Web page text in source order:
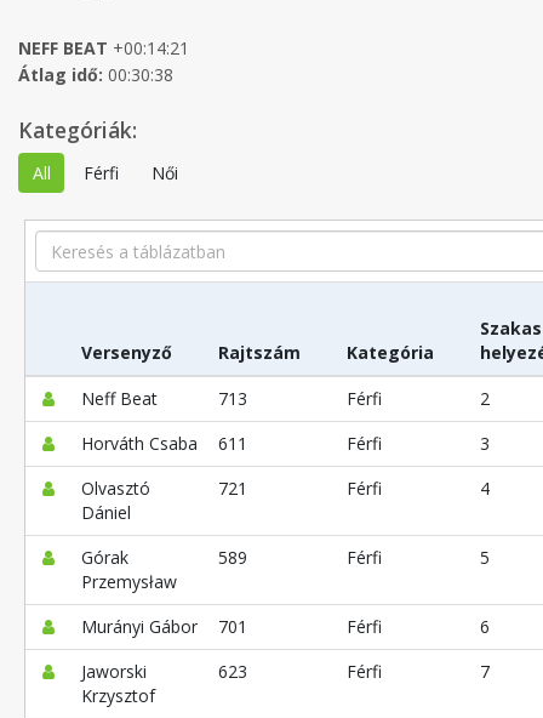
NEFF BEAT +00:14:21
Átlag idő: 00:30:38
Kategóriák:
All Férfi Női
Search
Versenyző Rajtszám Kategória
Neff Beat
713 Férfi
2
Horváth Csaba
611 Férfi
3
Olvasztó
Dániel
721 Férfi 4
Górak
Przemysław
589 Férfi 5
Murányi Gábor 701 Férfi
6
Jaworski
Krzysztof
623 Férfi 7